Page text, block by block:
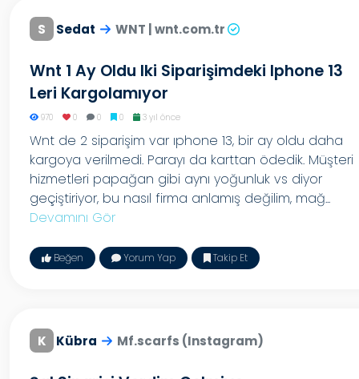
S Sedat WNT | wnt.com.tr
Wnt 1 Ay Oldu Iki Siparişimdeki Iphone 13
Leri Kargolamıyor
970 0 0 0 3 yıl önce
Wnt de 2 siparişim var ıphone 13, bir ay oldu daha
kargoya verilmedi. Parayı da karttan ödedik. Müşteri
hizmetleri papağan gibi aynı yoğunluk vs diyor
geçiştiriyor, bu nasıl firma anlamış değilim, mağ...
Devamını Gör
Beğen Yorum Yap Takip Et
K Kübra Mf.scarfs (Instagram)